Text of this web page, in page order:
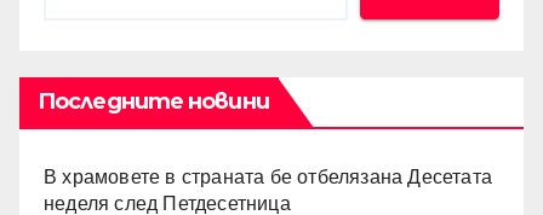
Последните новини
В храмовете в страната бе отбелязана Десетата
неделя след Петдесетница